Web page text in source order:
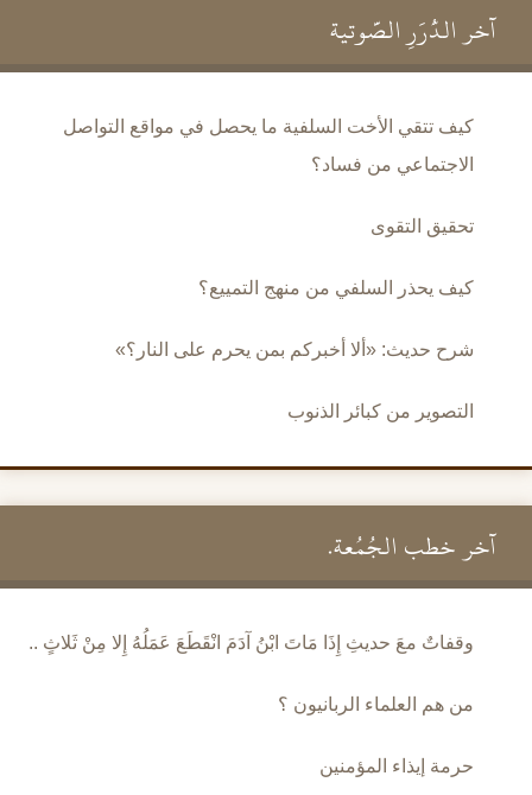
آخر الدُّرَرِ الصَّوتية
كيف تتقي الأخت السلفية ما يحصل في مواقع التواصل
الاجتماعي من فساد؟
تحقيق التقوى
كيف يحذر السلفي من منهج التمييع؟
شرح حديث: «ألا أخبركم بمن يحرم على النار؟»
التصوير من كبائر الذنوب
آخر خطب الجُمُعة.
وقفاتٌ معَ حديثِ إِذَا مَاتَ ابْنُ آدَمَ انْقَطَعَ عَمَلُهُ إِلا مِنْ ثَلاثٍ ..
من هم العلماء الربانيون ؟
حرمة إيذاء المؤمنين